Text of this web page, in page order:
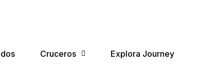
Cruceros Explora Journey